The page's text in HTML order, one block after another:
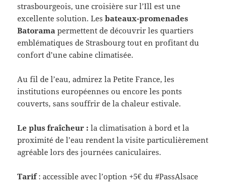
strasbourgeois, une croisière sur l’Ill est une
excellente solution. Lesbateaux-promenades
Batorama permettent de découvrir les quartiers
emblématiques de Strasbourg tout en profitant du
confort d’une cabine climatisée.
Au fil de l’eau, admirez la Petite France, les
institutions européennes ou encore les ponts
couverts, sans souffrir de la chaleur estivale.
Le plus fraîcheur : la climatisation à bord et la
proximité de l’eau rendent la visite particulièrement
agréable lors des journées caniculaires.
Tarif: accessible avec l’option +5€ du #PassAlsace